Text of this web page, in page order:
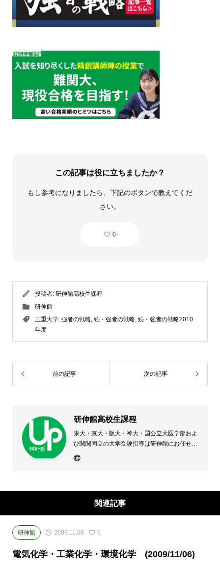
この記事は役に立ちましたか？
もし参考になりましたら、下記のボタンで教えてくだ
さい。
0
投稿者: 研伸館高校生課程
研伸館
三重大学 強者の戦略 続・強者の戦略 続・強者の戦略2010
年度
前の記事 次の記事
研伸館高校生課程
東大・京大・阪大・神大・国公立大医学部およ
び関関同立の大学受験指導は研伸館にお任せく
ださい。 大阪(上本町・天王寺・豊中)・兵庫
関連記事
研伸館 2009.11.06 0
電気化学・工業化学・環境化学 (2009/11/06)